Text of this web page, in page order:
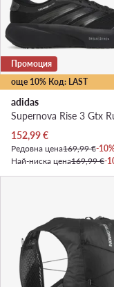
още 10% Код: LAST
Промоция
adidas
Актуална цена
152,99€
Редовна цена169,99 €-
Най-ниска цена169,99 €-